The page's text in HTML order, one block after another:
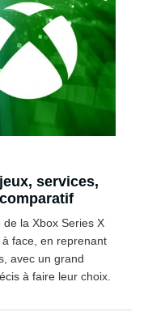
services,
la Xbox Series X
face, en reprenant
avec un grand
à faire leur choix.